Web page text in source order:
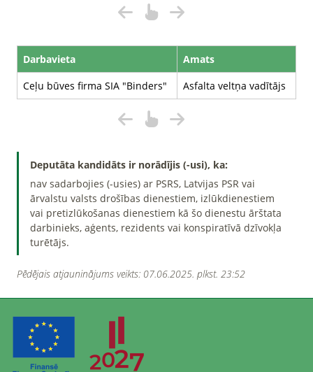
Darbavieta
Amats
Ceļu būves firma SIA "Binders"
Asfalta veltņa vadītājs
Deputāta kandidāts ir norādījis (-usi), ka:
nav sadarbojies (-usies) ar PSRS, Latvijas PSR vai
ārvalstu valsts drošības dienestiem, izlūkdienestiem
vai pretizlūkošanas dienestiem kā šo dienestu ārštata
darbinieks, aģents, rezidents vai konspiratīvā dzīvokļa
turētājs.
Pēdējais atjauninājums veikts: 07.06.2025. plkst. 23:52